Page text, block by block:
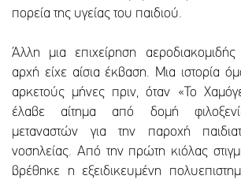
πορεία της υγείας του παιδιού.
Άλλη μια επιχείρηση
αρχή είχε αίσια έκβαση. Μια ιστορία
αρκετούς μήνες πριν, όταν «Το
έλαβε αίτημα από δομή
μεταναστών για την παροχή
νοσηλείας. Από την πρώτη κιόλας
βρέθηκε η εξειδικευμένη